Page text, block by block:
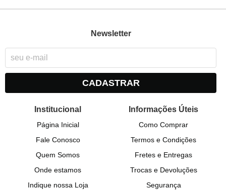
Newsletter
CADASTRAR
Institucional
Página Inicial
Fale Conosco
Quem Somos
Onde estamos
Indique nossa Loja
Informações Úteis
Como Comprar
Termos e Condições
Fretes e Entregas
Trocas e Devoluções
Segurança